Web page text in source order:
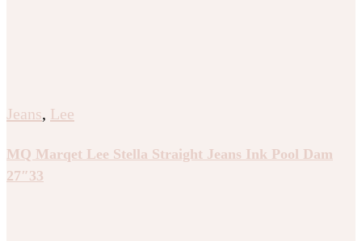
Jeans, Lee
MQ Marqet Lee Stella Straight Jeans Ink Pool Dam
27″33